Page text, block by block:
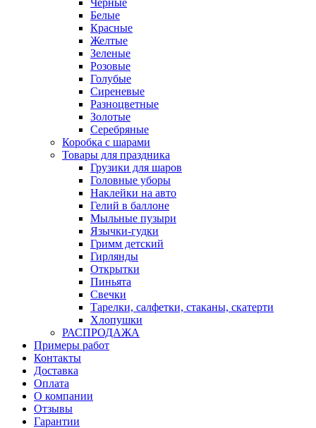
Черные
Белые
Красные
Желтые
Зеленые
Розовые
Голубые
Сиреневые
Разноцветные
Золотые
Серебряные
Коробка с шарами
Товары для праздника
Грузики для шаров
Головные уборы
Наклейки на авто
Гелий в баллоне
Мыльные пузыри
Язычки-гудки
Гримм детский
Гирлянды
Открытки
Пиньята
Свечки
Тарелки, салфетки, стаканы, скатерти
Хлопушки
РАСПРОДАЖА
Примеры работ
Контакты
Доставка
Оплата
О компании
Отзывы
Гарантии